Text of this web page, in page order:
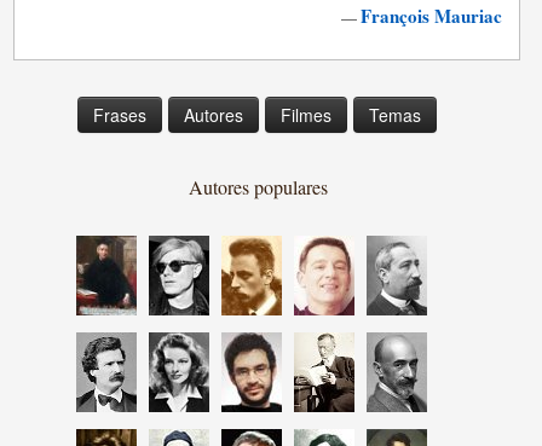
—François Mauriac
Frases Autores Filmes Temas
Autores populares